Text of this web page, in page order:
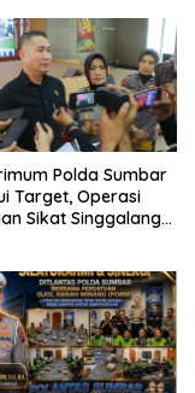
Polda Sumbar
Target, Operasi
Sikat Singgalang